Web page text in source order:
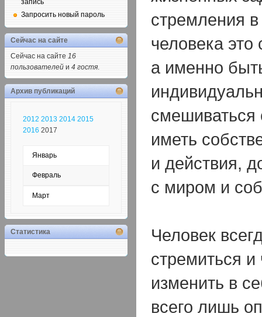
стремления
человека
а именно
иметь
и действия,
с миром и
Человек
стремиться
изменить в
всего лишь
запись
Запросить новый пароль
Сейчас на сайте
Сейчас на сайте 16
пользователей и 4 гостя.
Архив публикаций
2012 2013 2014 2015
2016 2017
Январь
Февраль
Март
Статистика